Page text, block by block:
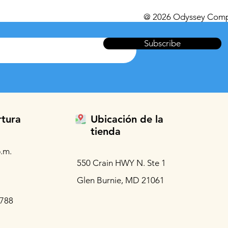
@ 2026 Odyssey
Subscribe
Ubicación de la
tienda
550 Crain HWY N. Ste 1
Glen Burnie, MD 21061